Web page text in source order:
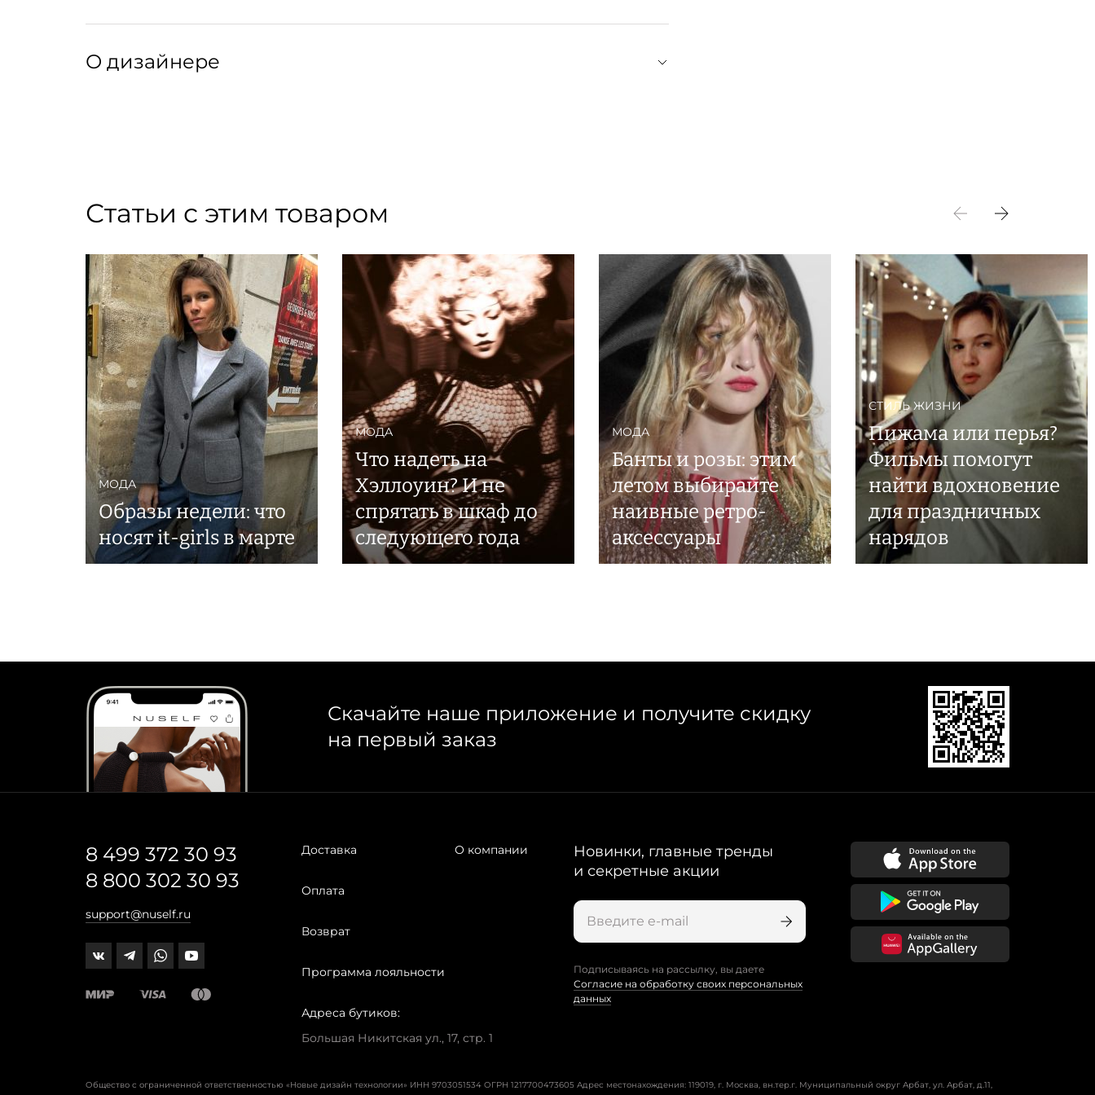
повреждения.
Артикул производителя: 0-T3
О дизайнере
Статьи с этим товаром
МОДА
Образы недели: что
носят it-girls в марте
МОДА
Что надеть на
Хэллоуин? И не
спрятать в шкаф до
следующего года
МОДА
Банты и розы: этим
летом выбирайте
наивные ретро-
аксессуары
СТИЛЬ ЖИЗНИ
Пижама или перья?
Фильмы помогут
найти вдохновение
для праздничных
нарядов
Скачайте наше приложение и получите скидку
на первый заказ
8 499 372 30 93
8 800 302 30 93
support@nuself.ru
Доставка
Оплата
Возврат
Программа лояльности
О компании
Адреса бутиков:
Большая Никитская ул., 17, стр. 1
Новинки, главные тренды
и секретные акции
Подписываясь на рассылку, вы даете
Согласие на обработку своих персональных
данных
Общество с ограниченной ответственностью «Новые дизайн технологии» ИНН 9703051534 ОГРН 1217700473605 Адрес местонахождения: 119019, г. Москва, вн.тер.г. Муниципальный округ Арбат, ул. Арбат, д.11,